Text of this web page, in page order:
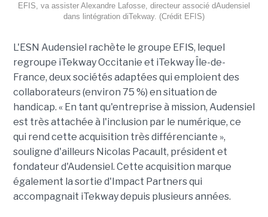
EFIS, va assister Alexandre Lafosse, directeur associé dAudensiel
dans lintégration diTekway. (Crédit EFIS)
L'ESN Audensiel rachète le groupe EFIS, lequel
regroupe iTekway Occitanie et iTekway Île-de-
France, deux sociétés adaptées qui emploient des
collaborateurs (environ 75 %) en situation de
handicap. « En tant qu'entreprise à mission, Audensiel
est très attachée à l'inclusion par le numérique, ce
qui rend cette acquisition très différenciante »,
souligne d'ailleurs Nicolas Pacault, président et
fondateur d'Audensiel. Cette acquisition marque
également la sortie d'Impact Partners qui
accompagnait iTekway depuis plusieurs années.